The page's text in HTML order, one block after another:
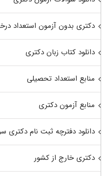
دکتری بدون آزمون استعداد
دانلود کتاب زبان دکتری
منابع استعداد تحصیلی
منابع آزمون دکتری
دانلود دفترچه ثبت نام دکتری
دکتری خارج از کشور